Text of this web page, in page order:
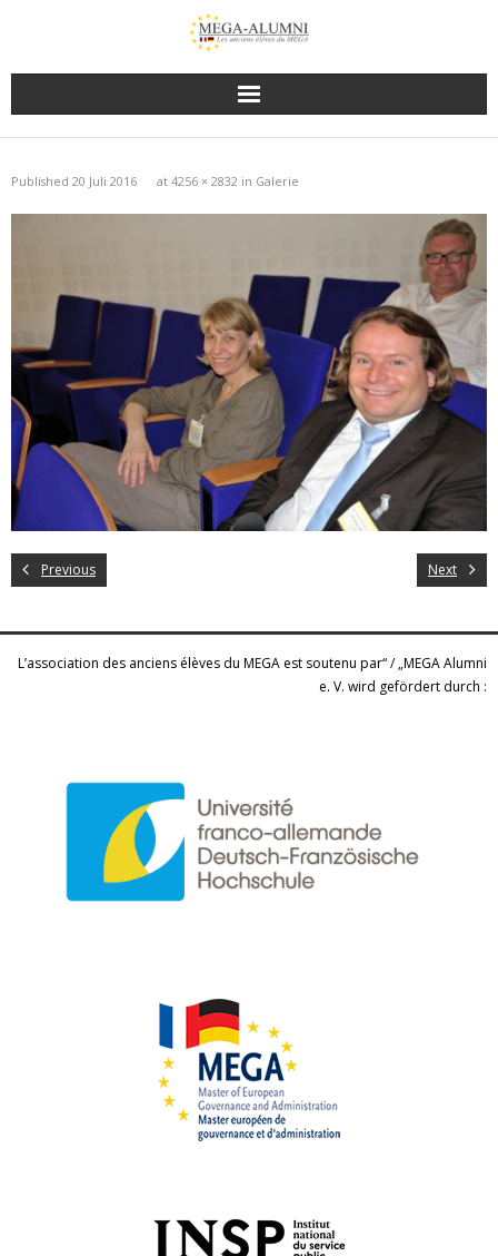
Published 20 Juli 2016 at 4256 × 2832 in Galerie
Previous Next
L’association des anciens élèves du MEGA est soutenu par“ / „MEGA Alumni
e. V. wird gefördert durch :